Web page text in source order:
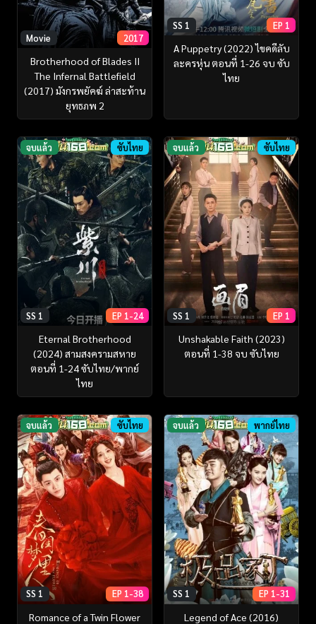
Movie 2017
Brotherhood of Blades II
The Infernal Battlefield
(2017) มังกรพยัคฆ์ ล่าสะท้าน
ยุทธภพ 2
SS 1 EP 1
A Puppetry (2022) ไขคดีลับ
ละครหุ่น ตอนที่ 1-26 จบ ซับ
ไทย
จบแล้ว ซับไทย
SS 1 EP 1-24
Eternal Brotherhood
(2024) สามสงครามสหาย
ตอนที่ 1-24 ซับไทย/พากย์
ไทย
จบแล้ว ซับไทย
SS 1 EP 1
Unshakable Faith (2023)
ตอนที่ 1-38 จบ ซับไทย
จบแล้ว ซับไทย
SS 1 EP 1-38
Romance of a Twin Flower
จบแล้ว พากย์ไทย
SS 1 EP 1-31
Legend of Ace (2016)